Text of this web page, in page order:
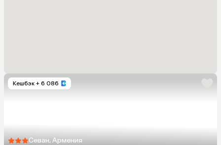
Кешбэк + 6 086
Севан, Армения